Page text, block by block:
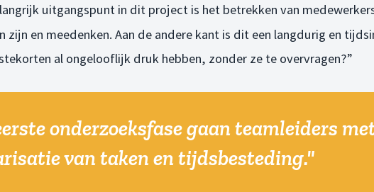
uitgangspunt in dit project is het betrekken van
zijn en meedenken. Aan de andere kant is dit een langdurig en
al ongelooflijk druk hebben, zonder ze te overvragen?”
onderzoeksfase gaan teamleiders
van taken en tijdsbesteding."